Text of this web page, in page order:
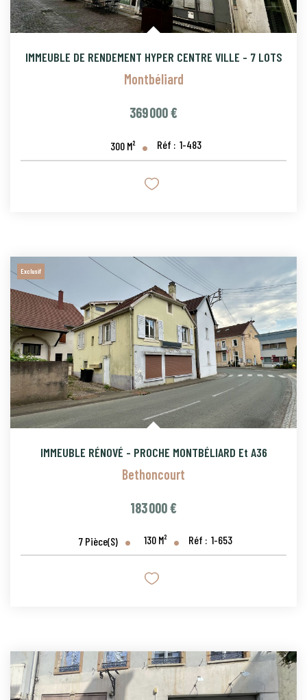
IMMEUBLE DE RENDEMENT HYPER CENTRE VILLE - 7 LOTS
Montbéliard
369 000 €
300 M² Réf : 1-483
Exclusif
IMMEUBLE RÉNOVÉ - PROCHE MONTBÉLIARD Et A36
Bethoncourt
183 000 €
7 Pièce(s) 130 M² Réf : 1-653